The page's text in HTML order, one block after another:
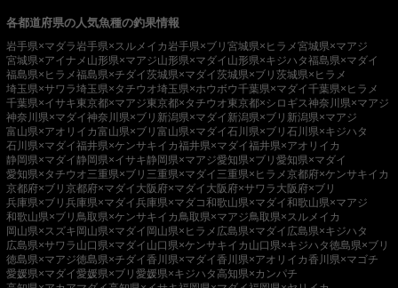
各都道府県の人気魚種の釣果情報
岩手県×マダラ岩手県×スルメイカ岩手県×ブリ 宮城県×ヒラメ宮城県×マアジ
宮城県×アイナメ 山形県×マアジ山形県×マダイ 山形県×キジハタ福島県×マダイ
福島県×ヒラメ福島県×チダイ茨城県×マダイ茨城県×ブリ 茨城県×ヒラメ
埼玉県×サワラ埼玉県×タチウオ埼玉県×ホウボウ千葉県×マダイ千葉県×ヒラメ
千葉県×イサキ東京都×マアジ東京都×タチウオ東京都×シロギス神奈川県×マアジ
神奈川県×マダイ神奈川県×ブリ 新潟県×マダイ 新潟県×ブリ 新潟県×マアジ
富山県×アオリイカ富山県×ブリ 富山県×マダイ石川県×ブリ 石川県×キジハタ
石川県×マダイ福井県×ケンサキイカ福井県×マダイ福井県×アオリイカ
静岡県×マダイ 静岡県×イサキ静岡県×マアジ愛知県×ブリ 愛知県×マダイ
愛知県×タチウオ三重県×ブリ 三重県×マダイ 三重県×ヒラメ京都府×ケンサキイカ
京都府×ブリ 京都府×マダイ 大阪府×マダイ 大阪府×サワラ 大阪府×ブリ
兵庫県×ブリ 兵庫県×マダイ兵庫県×マダコ和歌山県×マダイ和歌山県×マアジ
和歌山県×ブリ 鳥取県×ケンサキイカ鳥取県×マアジ鳥取県×スルメイカ
岡山県×スズキ 岡山県×マダイ 岡山県×ヒラメ 広島県×マダイ 広島県×キジハタ
広島県×サワラ 山口県×マダイ 山口県×ケンサキイカ 山口県×キジハタ徳島県×ブリ
徳島県×マアジ徳島県×チダイ香川県×マダイ香川県×アオリイカ香川県×マゴチ
愛媛県×マダイ愛媛県×ブリ 愛媛県×キジハタ高知県×カンパチ